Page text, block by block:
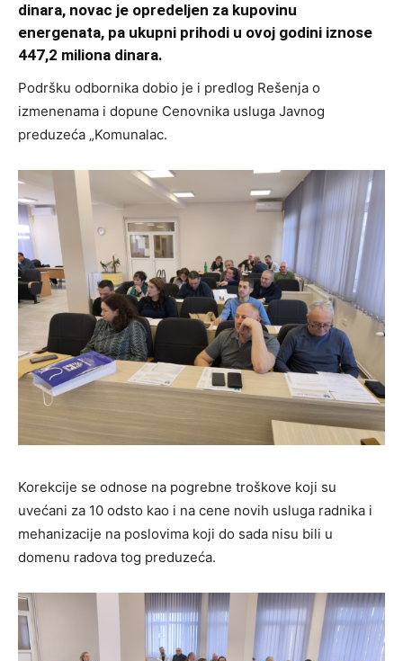
dinara, novac je opredeljen za kupovinu
energenata, pa ukupni prihodi u ovoj godini iznose
447,2 miliona dinara.
Podršku odbornika dobio je i predlog Rešenja o
izmenenama i dopune Cenovnika usluga Javnog
preduzeća „Komunalac.
Korekcije se odnose na pogrebne troškove koji su
uvećani za 10 odsto kao i na cene novih usluga radnika i
mehanizacije na poslovima koji do sada nisu bili u
domenu radova tog preduzeća.